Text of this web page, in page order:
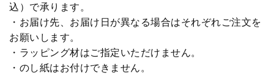
込）で承ります。
・お届け先、お届け日が異なる場合はそれぞれご注文を
お願いします。
・ラッピング材はご指定いただけません。
・のし紙はお付けできません。